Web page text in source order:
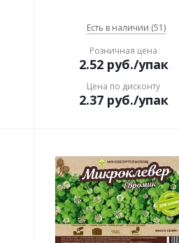
Есть в наличии (51)
Розничная цена
2.52руб./упак
Цена по дисконту
2.37руб./упак